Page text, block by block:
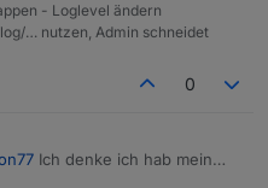
- Loglevel ändern
… nutzen, Admin schneidet
0
Ich denke ich hab mein